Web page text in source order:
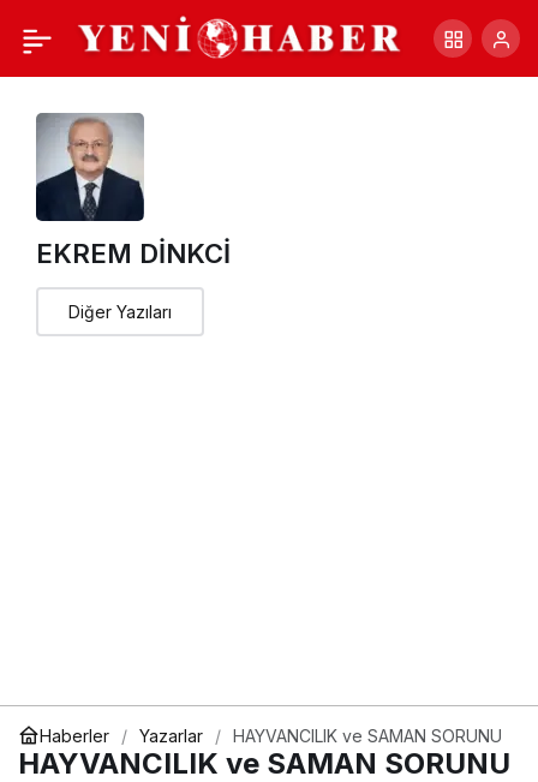
EKREM DİNKCİ
Diğer Yazıları
Haberler Yazarlar HAYVANCILIK ve SAMAN SORUNU
HAYVANCILIK ve SAMAN SORUNU
LİGİN BAŞLAMASINA 29 + - Paylaş